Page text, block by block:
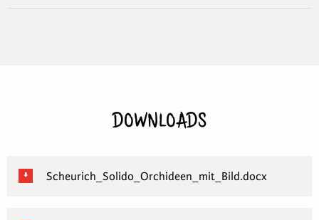
DOWNLOADS
Scheurich_Solido_Orchideen_mit_Bild.docx